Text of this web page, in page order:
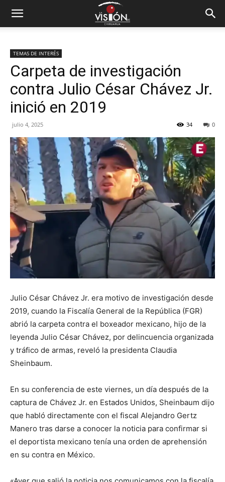
TEMAS DE INTERÉS
Carpeta de investigación
contra Julio César Chávez Jr.
inició en 2019
julio 4, 2025 0
34
Julio César Chávez Jr. era motivo de investigación desde
2019, cuando la Fiscalía General de la República (FGR)
abrió la carpeta contra el boxeador mexicano, hijo de la
leyenda Julio César Chávez, por delincuencia organizada
y tráfico de armas, reveló la presidenta Claudia
Sheinbaum.
En su conferencia de este viernes, un día después de la
captura de Chávez Jr. en Estados Unidos, Sheinbaum dijo
que habló directamente con el fiscal Alejandro Gertz
Manero tras darse a conocer la noticia para confirmar si
el deportista mexicano tenía una orden de aprehensión
en su contra en México.